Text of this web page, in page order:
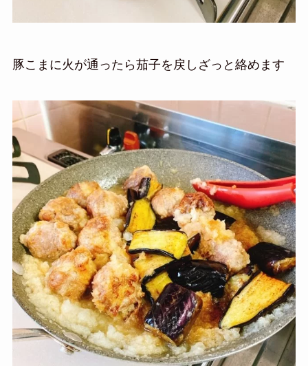
豚こまに火が通ったら茄子を戻しざっと絡めます